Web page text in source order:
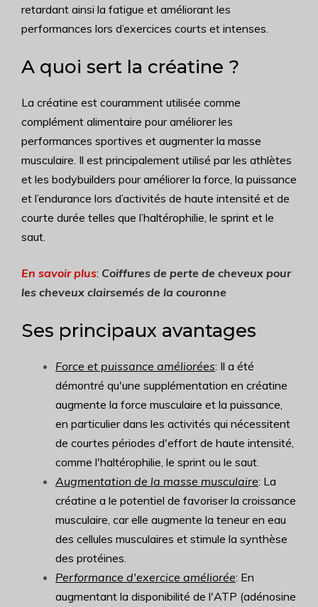
retardant ainsi la fatigue et améliorant les
performances lors d’exercices courts et intenses.
A quoi sert la créatine ?
La créatine est couramment utilisée comme
complément alimentaire pour améliorer les
performances sportives et augmenter la masse
musculaire. Il est principalement utilisé par les athlètes
et les bodybuilders pour améliorer la force, la puissance
et l’endurance lors d’activités de haute intensité et de
courte durée telles que l’haltérophilie, le sprint et le
saut.
En savoir plus: Coiffures de perte de cheveux pour
les cheveux clairsemés de la couronne
Ses principaux avantages
Force et puissance améliorées: Il a été
démontré qu'une supplémentation en créatine
augmente la force musculaire et la puissance,
en particulier dans les activités qui nécessitent
de courtes périodes d'effort de haute intensité,
comme l'haltérophilie, le sprint ou le saut.
Augmentation de la masse musculaire: La
créatine a le potentiel de favoriser la croissance
musculaire, car elle augmente la teneur en eau
des cellules musculaires et stimule la synthèse
des protéines.
Performance d'exercice améliorée: En
augmentant la disponibilité de l'ATP (adénosine